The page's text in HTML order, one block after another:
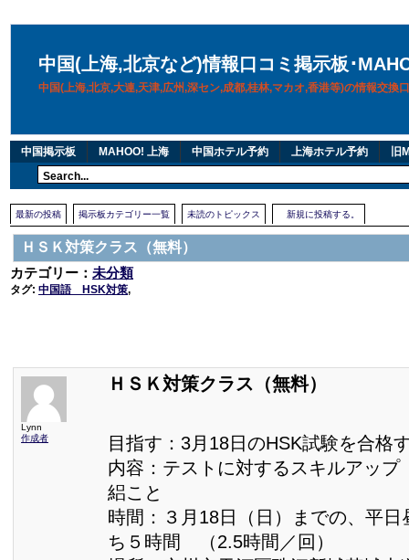
中国(上海,北京など)情報口コミ掲示板･
中国(上海,北京,大連,天津,広州,深セン,成都,桂林,マカオ,香港等)の情報交換
中国掲示板 MAHOO! 上海 中国ホテル予約 上海ホテル予約 旧
最新の投稿 掲示板カテゴリー一覧 未読のトピックス 新規に投稿する。
ＨＳＫ対策クラス（無料）
カテゴリー： 未分類
タグ: 中国語 HSK対策,
Lynn
作成者
ＨＳＫ対策クラス（無料）
目指す：3月18日のHSK試験を合格
内容：テストに対するスキルアッ
絽こと
時間：３月18日（日）までの、平日
ち５時間 （2.5時間／回）